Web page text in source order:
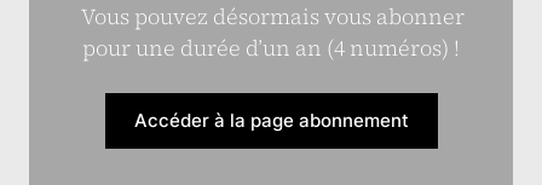
Vous pouvez désormais vous abonner
pour une durée d’un an (4 numéros) !
Accéder à la page abonnement